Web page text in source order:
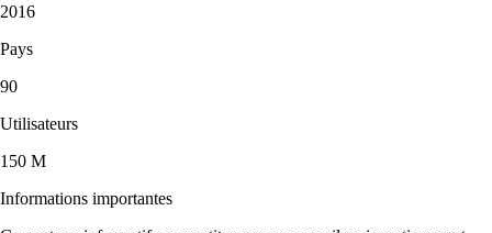
2016
Pays
90
Utilisateurs
150 M
Informations importantes